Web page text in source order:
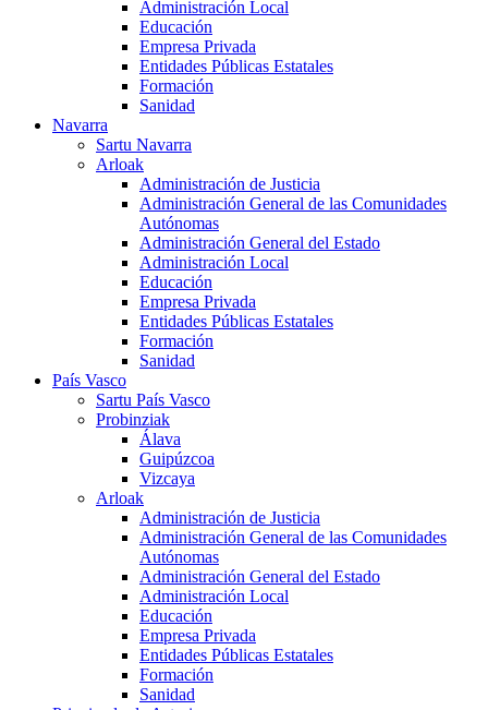
Administración Local
Educación
Empresa Privada
Entidades Públicas Estatales
Formación
Sanidad
Navarra
Sartu Navarra
Arloak
Administración de Justicia
Administración General de las Comunidades
Autónomas
Administración General del Estado
Administración Local
Educación
Empresa Privada
Entidades Públicas Estatales
Formación
Sanidad
País Vasco
Sartu País Vasco
Probinziak
Álava
Guipúzcoa
Vizcaya
Arloak
Administración de Justicia
Administración General de las Comunidades
Autónomas
Administración General del Estado
Administración Local
Educación
Empresa Privada
Entidades Públicas Estatales
Formación
Sanidad